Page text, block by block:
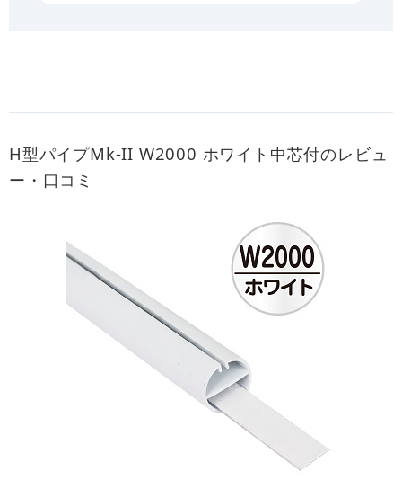
H型パイプMk-II W2000 ホワイト中芯付のレビュ
ー・口コミ